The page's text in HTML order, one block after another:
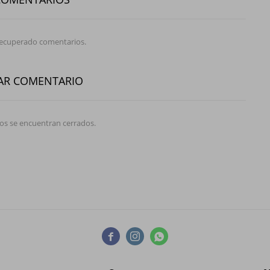
comentarios.
COMENTARIO
se encuentran cerrados.
  